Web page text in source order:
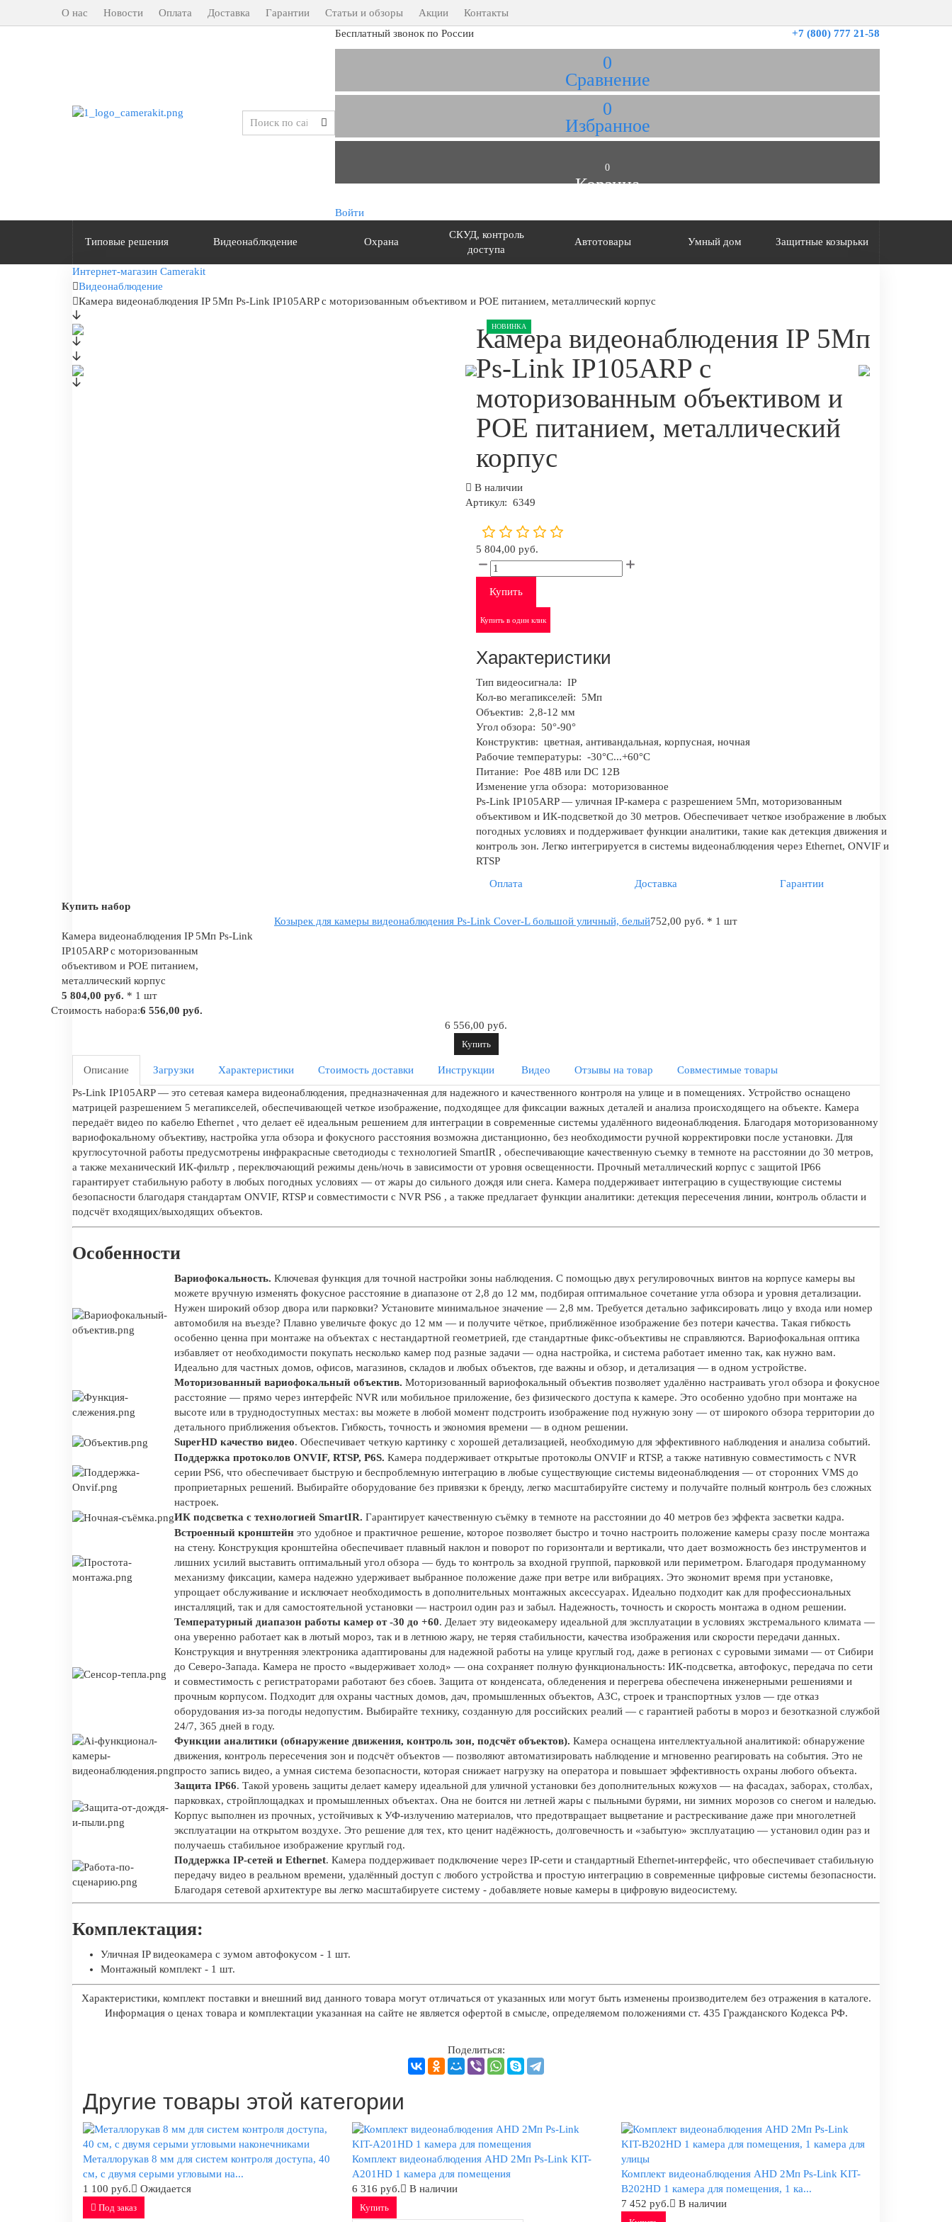
О нас Новости Оплата Доставка Гарантии Статьи и обзоры Акции
Контакты
+7 (800) 777 21-58
Бесплатный звонок по России
0
Сравнение
0
Избранное
0
Корзина
Войти
Типовые решения Видеонаблюдение Охрана
СКУД, контроль
доступа
Автотовары Умный дом Защитные козырьки
Интернет-магазин Camerakit
Видеонаблюдение
Камера видеонаблюдения IP 5Мп Ps-Link IP105ARP с моторизованным объективом и POE питанием, металлический корпус
НОВИНКА
Камера видеонаблюдения IP 5Мп
Ps-Link IP105ARP с
моторизованным объективом и
POE питанием, металлический
корпус
В наличии
Артикул: 6349
5 804,00 руб.
Купить
Купить в один клик
Характеристики
Тип видеосигнала: IP
Кол-во мегапикселей:
5Мп
Объектив:
2,8-12 мм
Угол обзора:
50°-90°
Конструктив: цветная, антивандальная, корпусная, ночная
Рабочие температуры: -30°C...+60°C
Питание: Poe 48В или DC 12В
Изменение угла обзора: моторизованное
Ps-Link IP105ARP — уличная IP-камера с разрешением 5Мп, моторизованным
объективом и ИК-подсветкой до 30 метров. Обеспечивает четкое изображение в любых
погодных условиях и поддерживает функции аналитики, такие как детекция движения и
контроль зон. Легко интегрируется в системы видеонаблюдения через Ethernet, ONVIF и
RTSP
Оплата
Доставка
Гарантии
Купить набор
Камера видеонаблюдения IP 5Мп Ps-Link
IP105ARP с моторизованным
объективом и POE питанием,
металлический корпус
5 804,00 руб. * 1 шт
Козырек для камеры видеонаблюдения Ps-Link Cover-L большой уличный, белый752,00 руб. * 1 шт
Стоимость набора:6 556,00 руб.
6 556,00 руб.
Купить
Описание Загрузки Характеристики Стоимость доставки Инструкции Видео Отзывы на товар
Совместимые товары
Ps-Link IP105ARP — это сетевая камера видеонаблюдения, предназначенная для надежного и качественного контроля на улице и в помещениях. Устройство оснащено
матрицей разрешением 5 мегапикселей, обеспечивающей четкое изображение, подходящее для фиксации важных деталей и анализа происходящего на объекте. Камера
передаёт видео по кабелю Ethernet , что делает её идеальным решением для интеграции в современные системы удалённого видеонаблюдения. Благодаря моторизованному
вариофокальному объективу, настройка угла обзора и фокусного расстояния возможна дистанционно, без необходимости ручной корректировки после установки. Для
круглосуточной работы предусмотрены инфракрасные светодиоды с технологией SmartIR , обеспечивающие качественную съемку в темноте на расстоянии до 30 метров,
а также механический ИК-фильтр , переключающий режимы день/ночь в зависимости от уровня освещенности. Прочный металлический корпус с защитой IP66
гарантирует стабильную работу в любых погодных условиях — от жары до сильного дождя или снега. Камера поддерживает интеграцию в существующие системы
безопасности благодаря стандартам ONVIF, RTSP и совместимости с NVR PS6 , а также предлагает функции аналитики: детекция пересечения линии, контроль области и
подсчёт входящих/выходящих объектов.
Особенности
Вариофокальность. Ключевая функция для точной настройки зоны наблюдения. С помощью двух регулировочных винтов на корпусе камеры вы
можете вручную изменять фокусное расстояние в диапазоне от 2,8 до 12 мм, подбирая оптимальное сочетание угла обзора и уровня детализации.
Нужен широкий обзор двора или парковки? Установите минимальное значение — 2,8 мм. Требуется детально зафиксировать лицо у входа или номер
автомобиля на въезде? Плавно увеличьте фокус до 12 мм — и получите чёткое, приближённое изображение без потери качества. Такая гибкость
особенно ценна при монтаже на объектах с нестандартной геометрией, где стандартные фикс-объективы не справляются. Вариофокальная оптика
избавляет от необходимости покупать несколько камер под разные задачи — одна настройка, и система работает именно так, как нужно вам.
Идеально для частных домов, офисов, магазинов, складов и любых объектов, где важны и обзор, и детализация — в одном устройстве.
Моторизованный вариофокальный объектив. Моторизованный вариофокальный объектив позволяет удалённо настраивать угол обзора и фокусное
расстояние — прямо через интерфейс NVR или мобильное приложение, без физического доступа к камере. Это особенно удобно при монтаже на
высоте или в труднодоступных местах: вы можете в любой момент подстроить изображение под нужную зону — от широкого обзора территории до
детального приближения объектов. Гибкость, точность и экономия времени — в одном решении.
SuperHD качество видео. Обеспечивает четкую картинку с хорошей детализацией, необходимую для эффективного наблюдения и анализа событий.
Поддержка протоколов ONVIF, RTSP, P6S. Камера поддерживает открытые протоколы ONVIF и RTSP, а также нативную совместимость с NVR
серии PS6, что обеспечивает быструю и беспроблемную интеграцию в любые существующие системы видеонаблюдения — от сторонних VMS до
проприетарных решений. Выбирайте оборудование без привязки к бренду, легко масштабируйте систему и получайте полный контроль без сложных
настроек.
ИК подсветка с технологией SmartIR. Гарантирует качественную съёмку в темноте на расстоянии до 40 метров без эффекта засветки кадра.
Встроенный кронштейн это удобное и практичное решение, которое позволяет быстро и точно настроить положение камеры сразу после монтажа
на стену. Конструкция кронштейна обеспечивает плавный наклон и поворот по горизонтали и вертикали, что дает возможность без инструментов и
лишних усилий выставить оптимальный угол обзора — будь то контроль за входной группой, парковкой или периметром. Благодаря продуманному
механизму фиксации, камера надежно удерживает выбранное положение даже при ветре или вибрациях. Это экономит время при установке,
упрощает обслуживание и исключает необходимость в дополнительных монтажных аксессуарах. Идеально подходит как для профессиональных
инсталляций, так и для самостоятельной установки — настроил один раз и забыл. Надежность, точность и скорость монтажа в одном решении.
Температурный диапазон работы камер от -30 до +60. Делает эту видеокамеру идеальной для эксплуатации в условиях экстремального климата —
она уверенно работает как в лютый мороз, так и в летнюю жару, не теряя стабильности, качества изображения или скорости передачи данных.
Конструкция и внутренняя электроника адаптированы для надежной работы на улице круглый год, даже в регионах с суровыми зимами — от Сибири
до Северо-Запада. Камера не просто «выдерживает холод» — она сохраняет полную функциональность: ИК-подсветка, автофокус, передача по сети
и совместимость с регистраторами работают без сбоев. Защита от конденсата, обледенения и перегрева обеспечена инженерными решениями и
прочным корпусом. Подходит для охраны частных домов, дач, промышленных объектов, АЗС, строек и транспортных узлов — где отказ
оборудования из-за погоды недопустим. Выбирайте технику, созданную для российских реалий — с гарантией работы в мороз и безотказной службой
24/7, 365 дней в году.
Функции аналитики (обнаружение движения, контроль зон, подсчёт объектов). Камера оснащена интеллектуальной аналитикой: обнаружение
движения, контроль пересечения зон и подсчёт объектов — позволяют автоматизировать наблюдение и мгновенно реагировать на события. Это не
просто запись видео, а умная система безопасности, которая снижает нагрузку на оператора и повышает эффективность охраны любого объекта.
Защита IP66. Такой уровень защиты делает камеру идеальной для уличной установки без дополнительных кожухов — на фасадах, заборах, столбах,
парковках, стройплощадках и промышленных объектах. Она не боится ни летней жары с пыльными бурями, ни зимних морозов со снегом и наледью.
Корпус выполнен из прочных, устойчивых к УФ-излучению материалов, что предотвращает выцветание и растрескивание даже при многолетней
эксплуатации на открытом воздухе. Это решение для тех, кто ценит надёжность, долговечность и «забытую» эксплуатацию — установил один раз и
получаешь стабильное изображение круглый год.
Поддержка IP-сетей и Ethernet. Камера поддерживает подключение через IP-сети и стандартный Ethernet-интерфейс, что обеспечивает стабильную
передачу видео в реальном времени, удалённый доступ с любого устройства и простую интеграцию в современные цифровые системы безопасности.
Благодаря сетевой архитектуре вы легко масштабируете систему - добавляете новые камеры в цифровую видеосистему.
Комплектация:
Уличная IP видеокамера c зумом автофокусом - 1 шт.
Монтажный комплект - 1 шт.
Характеристики, комплект поставки и внешний вид данного товара могут отличаться от указанных или могут быть изменены производителем без отражения в каталоге.
Информация о ценах товара и комплектации указанная на сайте не является офертой в смысле, определяемом положениями ст. 435 Гражданского Кодекса РФ.
Поделиться:
Другие товары этой категории
Металлорукав 8 мм для систем контроля доступа, 40
см, с двумя серыми угловыми на...
1 100 руб.
Ожидается
Под заказ
Комплект видеонаблюдения AHD 2Мп Ps-Link KIT-
A201HD 1 камера для помещения
6 316 руб.
В наличии
Купить
Комплект видеонаблюдения AHD 2Мп Ps-Link KIT-
B202HD 1 камера для помещения, 1 ка...
7 452 руб.
В наличии